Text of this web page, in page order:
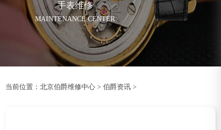
手表维修
MAINTENANCE CENTER
当前位置：北京伯爵维修中心 >伯爵资讯 >